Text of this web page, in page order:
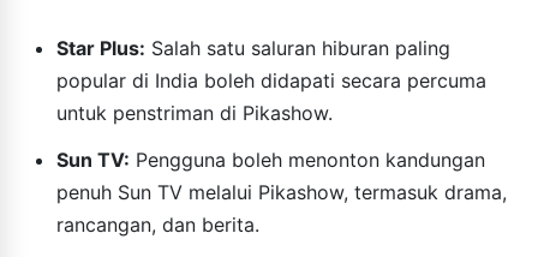
Star Plus: Salah satu saluran hiburan paling
popular di India boleh didapati secara percuma
untuk penstriman di Pikashow.
Sun TV: Pengguna boleh menonton kandungan
penuh Sun TV melalui Pikashow, termasuk drama,
rancangan, dan berita.